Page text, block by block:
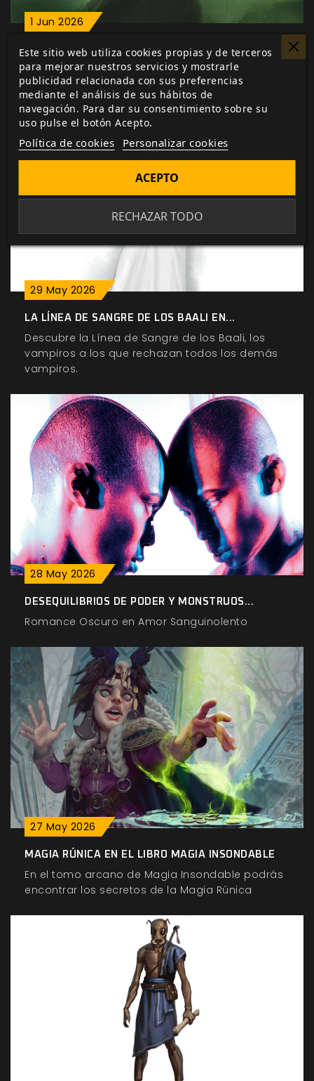
1 Jun 2026
LA DIVERSIDAD TAMBIÉN SE JUEGA
La diversidad ya forma parte natural del ADN de
los personajes de rol
29 May 2026
LA LÍNEA DE SANGRE DE LOS BAALI EN...
Descubre la Línea de Sangre de los Baali, los
vampiros a los que rechazan todos los demás
vampiros.
28 May 2026
DESEQUILIBRIOS DE PODER Y MONSTRUOS...
Romance Oscuro en Amor Sanguinolento
27 May 2026
MAGIA RÚNICA EN EL LIBRO MAGIA INSONDABLE
En el tomo arcano de Magia Insondable podrás
encontrar los secretos de la Magia Rúnica
Este sitio web utiliza cookies propias y de terceros
para mejorar nuestros servicios y mostrarle
publicidad relacionada con sus preferencias
mediante el análisis de sus hábitos de
navegación. Para dar su consentimiento sobre su
uso pulse el botón Acepto.
Política de cookies Personalizar cookies
RECHAZAR TODO
ACEPTO